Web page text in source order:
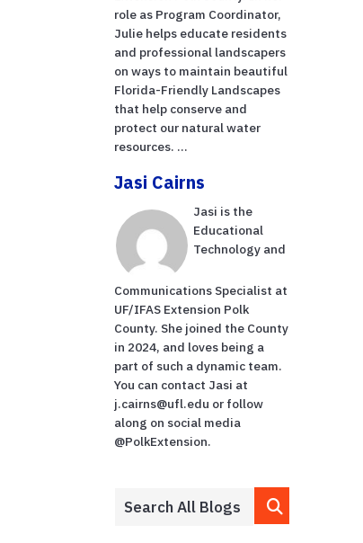
role as Program Coordinator,
Julie helps educate residents
and professional landscapers
on ways to maintain beautiful
Florida-Friendly Landscapes
that help conserve and
protect our natural water
resources. ...
Jasi Cairns
Jasi is the
Educational
Technology and
Communications Specialist at
UF/IFAS Extension Polk
County. She joined the County
in 2024, and loves being a
part of such a dynamic team.
You can contact Jasi at
j.cairns@ufl.edu or follow
along on social media
@PolkExtension.